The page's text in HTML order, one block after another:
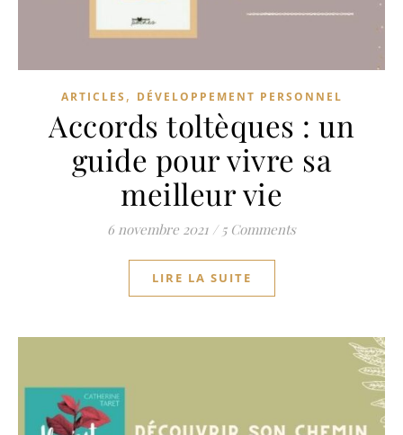
ARTICLES , DÉVELOPPEMENT PERSONNEL
Accords toltèques : un
guide pour vivre sa
meilleur vie
6 novembre 2021 / 5 Comments
LIRE LA SUITE